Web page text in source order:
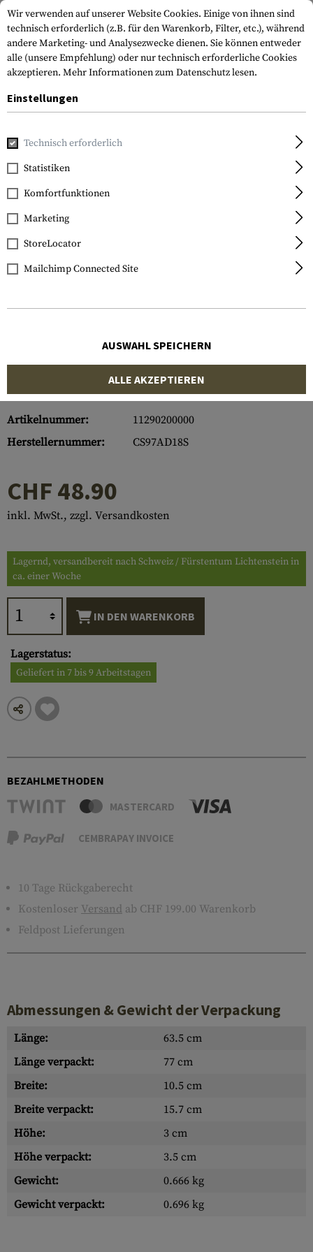
Home Outdoor & Survival
Cold Steel
Latin D-Guard Machete
18"
Artikelnummer:
11290200000
Herstellernummer:
CS97AD18S
CHF 48.90
inkl. MwSt., zzgl. Versandkosten
Lagernd, versandbereit nach Schweiz / Fürstentum Lichtenstein in
ca. einer Woche
IN DEN WARENKORB
Lagerstatus:
Geliefert in 7 bis 9 Arbeitstagen
BEZAHLMETHODEN
MASTERCARD
CEMBRAPAY INVOICE
10 Tage Rückgaberecht
Kostenloser Versand ab CHF 199.00 Warenkorb
Feldpost Lieferungen
Abmessungen & Gewicht der Verpackung
Länge:
63.5 cm
Länge verpackt:
77 cm
Breite:
10.5 cm
Breite verpackt:
15.7 cm
Höhe:
3 cm
Höhe verpackt:
3.5 cm
Gewicht:
0.666 kg
Gewicht verpackt:
0.696 kg
Wir verwenden auf unserer Website Cookies. Einige von ihnen sind
technisch erforderlich (z.B. für den Warenkorb, Filter, etc.), während
andere Marketing- und Analysezwecke dienen. Sie können entweder
alle (unsere Empfehlung) oder nur technisch erforderliche Cookies
akzeptieren. Mehr Informationen zum Datenschutz lesen.
Einstellungen
Technisch erforderlich
Statistiken
Komfortfunktionen
Marketing
StoreLocator
Mailchimp Connected Site
AUSWAHL SPEICHERN
ALLE AKZEPTIEREN